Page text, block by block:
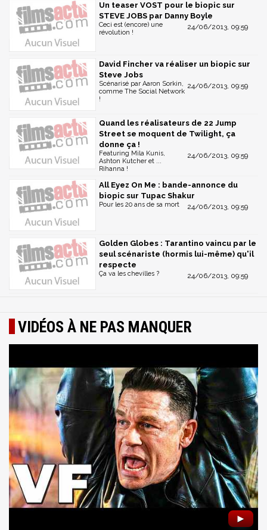
Un teaser VOST pour le biopic sur
STEVE JOBS par Danny Boyle
24/06/2013, 09:59
Ceci est (encore) une
révolution !
David Fincher va réaliser un biopic sur
Steve Jobs
24/06/2013, 09:59
Scénarisé par Aaron Sorkin,
comme The Social Network
!
Quand les réalisateurs de 22 Jump
Street se moquent de Twilight, ça
donne ça !
24/06/2013, 09:59
Featuring Mila Kunis,
Ashton Kutcher et ...
Rihanna !
All Eyez On Me : bande-annonce du
biopic sur Tupac Shakur
24/06/2013, 09:59
Pour les 20 ans de sa mort
Golden Globes : Tarantino vaincu par le
seul scénariste (hormis lui-même) qu'il
respecte
24/06/2013, 09:59
Ça va les chevilles ?
VIDÉOS À NE PAS MANQUER
►